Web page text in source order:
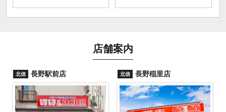
店舗案内
北信 長野駅前店 北信 長野稲里店